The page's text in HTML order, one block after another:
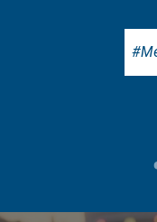
#MehrPlatzFürsRad